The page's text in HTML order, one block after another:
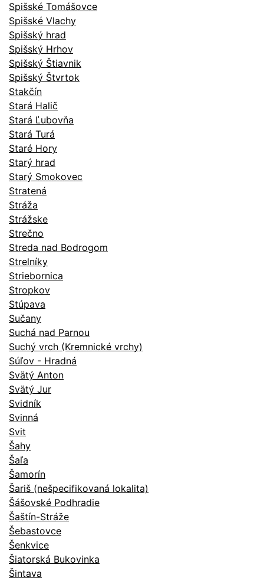
Spišské Tomášovce
Spišské Vlachy
Spišský hrad
Spišský Hrhov
Spišský Štiavnik
Spišský Štvrtok
Stakčín
Stará Halič
Stará Ľubovňa
Stará Turá
Staré Hory
Starý hrad
Starý Smokovec
Stratená
Stráža
Strážske
Strečno
Streda nad Bodrogom
Strelníky
Striebornica
Stropkov
Stúpava
Sučany
Suchá nad Parnou
Suchý vrch (Kremnické vrchy)
Súľov - Hradná
Svätý Anton
Svätý Jur
Svidník
Svinná
Svit
Šahy
Šaľa
Šamorín
Šariš (nešpecifikovaná lokalita)
Šášovské Podhradie
Šaštín-Stráže
Šebastovce
Šenkvice
Šiatorská Bukovinka
Šintava